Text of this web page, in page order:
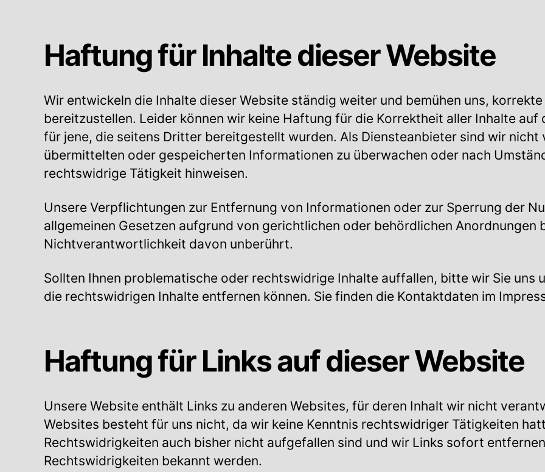
Haftung für Inhalte dieser Website
Wir entwickeln die Inhalte dieser Website ständig weiter und bemühen uns,
bereitzustellen. Leider können wir keine Haftung für die Korrektheit aller Inhalte auf
für jene, die seitens Dritter bereitgestellt wurden. Als Diensteanbieter sind wir
übermittelten oder gespeicherten Informationen zu überwachen oder nach
rechtswidrige Tätigkeit hinweisen.
Unsere Verpflichtungen zur Entfernung von Informationen oder zur Sperrung der
allgemeinen Gesetzen aufgrund von gerichtlichen oder behördlichen Anordnungen
Nichtverantwortlichkeit davon unberührt.
Sollten Ihnen problematische oder rechtswidrige Inhalte auffallen, bitte wir Sie uns
die rechtswidrigen Inhalte entfernen können. Sie finden die Kontaktdaten im
Haftung für Links auf dieser Website
Unsere Website enthält Links zu anderen Websites, für deren Inhalt wir nicht
Websites besteht für uns nicht, da wir keine Kenntnis rechtswidriger Tätigkeiten
Rechtswidrigkeiten auch bisher nicht aufgefallen sind und wir Links sofort
Rechtswidrigkeiten bekannt werden.